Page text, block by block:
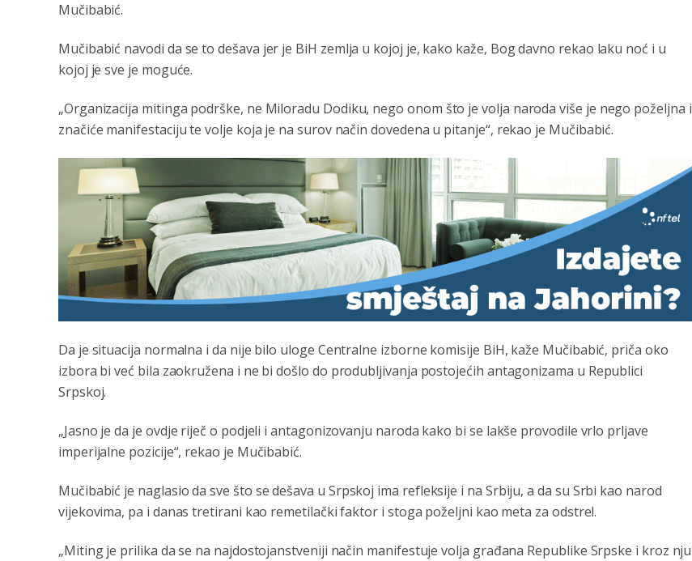
Mučibabić.
Mučibabić navodi da se to dešava jer je BiH zemlja u kojoj je, kako kaže, Bog davno rekao laku noć i u
kojoj je sve je moguće.
„Organizacija mitinga podrške, ne Miloradu Dodiku, nego onom što je volja naroda više je nego poželjna i
značiće manifestaciju te volje koja je na surov način dovedena u pitanje“, rekao je Mučibabić.
Da je situacija normalna i da nije bilo uloge Centralne izborne komisije BiH, kaže Mučibabić, priča oko
izbora bi već bila zaokružena i ne bi došlo do produbljivanja postojećih antagonizama u Republici
Srpskoj.
„Jasno je da je ovdje riječ o podjeli i antagonizovanju naroda kako bi se lakše provodile vrlo prljave
imperijalne pozicije“, rekao je Mučibabić.
Mučibabić je naglasio da sve što se dešava u Srpskoj ima refleksije i na Srbiju, a da su Srbi kao narod
vijekovima, pa i danas tretirani kao remetilački faktor i stoga poželjni kao meta za odstrel.
„Miting je prilika da se na najdostojanstveniji način manifestuje volja građana Republike Srpske i kroz nju